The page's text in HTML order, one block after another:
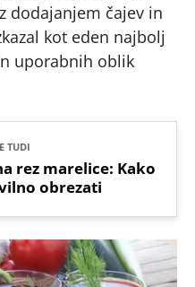
dodajanjem čajev in
kot eden najbolj
uporabnih oblik
TUDI
rez marelice: Kako
obrezati